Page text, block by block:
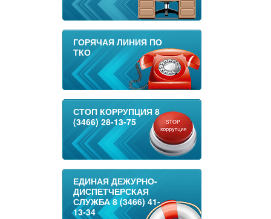
ГОРЯЧАЯ ЛИНИЯ ПО
ТКО
СТОП КОРРУПЦИЯ 8
(3466) 28-13-75
ЕДИНАЯ ДЕЖУРНО-
ДИСПЕТЧЕРСКАЯ
СЛУЖБА 8 (3466) 41-
13-34